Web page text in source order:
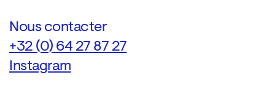
Nous contacter
+32 (0) 64 27 87 27
Instagram